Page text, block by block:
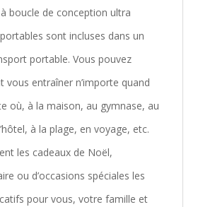
boucle de conception ultra
sont incluses dans un
portable. Vous pouvez
vous entraîner n’importe quand
où, à la maison, au gymnase, au
à la plage, en voyage, etc.
les cadeaux de Noël,
ou d’occasions spéciales les
pour vous, votre famille et